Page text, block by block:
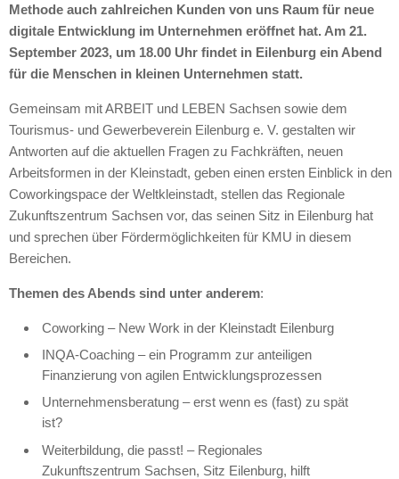
Methode auch zahlreichen Kunden von uns Raum für neue
digitale Entwicklung im Unternehmen eröffnet hat. Am 21.
September 2023, um 18.00 Uhr findet in Eilenburg ein Abend
für die Menschen in kleinen Unternehmen statt.
Gemeinsam mit ARBEIT und LEBEN Sachsen sowie dem
Tourismus- und Gewerbeverein Eilenburg e. V. gestalten wir
Antworten auf die aktuellen Fragen zu Fachkräften, neuen
Arbeitsformen in der Kleinstadt, geben einen ersten Einblick in den
Coworkingspace der Weltkleinstadt, stellen das Regionale
Zukunftszentrum Sachsen vor, das seinen Sitz in Eilenburg hat
und sprechen über Fördermöglichkeiten für KMU in diesem
Bereichen.
Themen des Abends sind unter anderem:
Coworking – New Work in der Kleinstadt Eilenburg
INQA-Coaching – ein Programm zur anteiligen
Finanzierung von agilen Entwicklungsprozessen
Unternehmensberatung – erst wenn es (fast) zu spät
ist?
Weiterbildung, die passt! – Regionales
Zukunftszentrum Sachsen, Sitz Eilenburg, hilft